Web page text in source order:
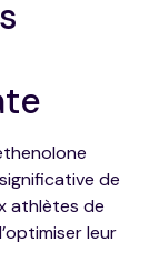
de
athlètes de
leur